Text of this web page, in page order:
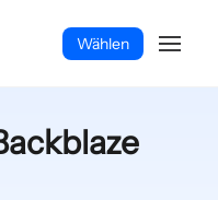
Wählen